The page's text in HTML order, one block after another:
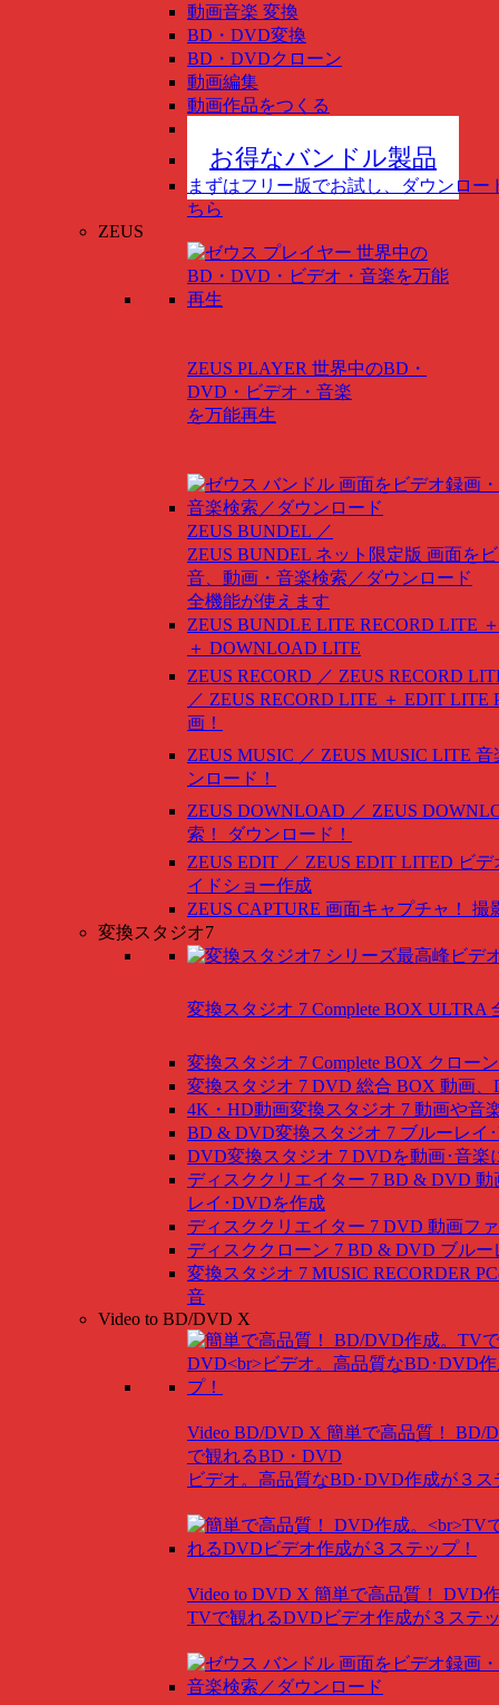
動画音楽 変換
BD・DVD変換
BD・DVDクローン
動画編集
動画作品をつくる
お得なバンドル製品
まずはフリー版でお試し、ダウンロー
ちら
ZEUS
ZEUS PLAYER 世界中のBD・
DVD・ビデオ・音楽
を万能再生
ZEUS BUNDEL ／
ZEUS BUNDEL ネット限定版 画面を
音、動画・音楽検索／ダウンロード
全機能が使えます
ZEUS BUNDLE LITE RECORD LITE
＋ DOWNLOAD LITE
ZEUS RECORD ／ ZEUS RECORD
／ ZEUS RECORD LITE ＋ EDIT LITE
画！
ZEUS MUSIC ／ ZEUS MUSIC LITE 音
ンロード！
ZEUS DOWNLOAD ／ ZEUS
索！ ダウンロード！
ZEUS EDIT ／ ZEUS EDIT LITED ビ
イドショー作成
ZEUS CAPTURE 画面キャプチャ！ 撮
変換スタジオ7
変換スタジオ 7 Complete BOX ULTRA
変換スタジオ 7 Complete BOX クロー
変換スタジオ 7 DVD 総合 BOX 動画、
4K・HD動画変換スタジオ 7 動画や音
BD & DVD変換スタジオ 7 ブルーレイ
DVD変換スタジオ 7 DVDを動画･音楽
ディスククリエイター 7 BD & DVD 動
レイ･DVDを作成
ディスククリエイター 7 DVD 動画フ
ディスククローン 7 BD & DVD ブルー
変換スタジオ 7 MUSIC RECORDER
音
Video to BD/DVD X
Video BD/DVD X 簡単で高品質！ BD/
で観れるBD・DVD
ビデオ。高品質なBD･DVD作成が３ス
Video to DVD X 簡単で高品質！ DVD
TVで観れるDVDビデオ作成が３ステ